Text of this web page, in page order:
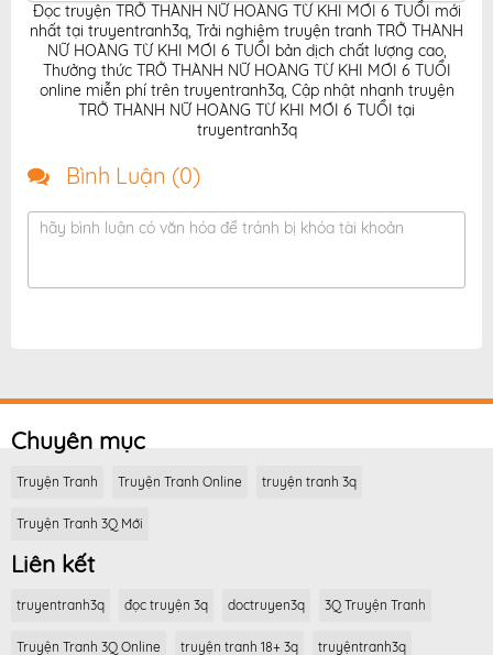
Đọc truyện TRỞ THÀNH NỮ HOÀNG TỪ KHI MỚI 6 TUỔI mới
nhất tại truyentranh3q, Trải nghiệm truyện tranh TRỞ THÀNH
NỮ HOÀNG TỪ KHI MỚI 6 TUỔI bản dịch chất lượng cao,
Thưởng thức TRỞ THÀNH NỮ HOÀNG TỪ KHI MỚI 6 TUỔI
online miễn phí trên truyentranh3q, Cập nhật nhanh truyện
TRỞ THÀNH NỮ HOÀNG TỪ KHI MỚI 6 TUỔI tại
truyentranh3q
Bình Luận (0)
hãy bình luận có văn hóa để tránh bị khóa tài khoản
Chuyên mục
Truyện Tranh Truyện Tranh Online truyện tranh 3q
Truyện Tranh 3Q Mới
Liên kết
truyentranh3q đọc truyện 3q doctruyen3q 3Q Truyện Tranh
Truyện Tranh 3Q Online truyện tranh 18+ 3q truyệntranh3q